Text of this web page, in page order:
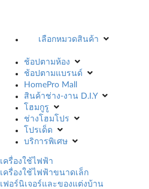
เลือกหมวดสินค้า
ช้อปตามห้อง
ช้อปตามแบรนด์
HomePro Mall
สินค้าช่าง-งาน D.I.Y
โฮมกูรู
ช่างโฮมโปร
โปรเด็ด
บริการพิเศษ
เครื่องใช้ไฟฟ้า
เครื่องใช้ไฟฟ้าขนาดเล็ก
เฟอร์นิเจอร์และของแต่งบ้าน